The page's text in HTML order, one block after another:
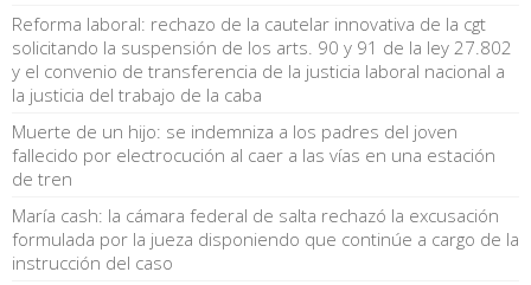
Reforma laboral: rechazo de la cautelar innovativa de la cgt
solicitando la suspensión de los arts. 90 y 91 de la ley 27.802
y el convenio de transferencia de la justicia laboral nacional a
la justicia del trabajo de la caba
Muerte de un hijo: se indemniza a los padres del joven
fallecido por electrocución al caer a las vías en una estación
de tren
María cash: la cámara federal de salta rechazó la excusación
formulada por la jueza disponiendo que continúe a cargo de la
instrucción del caso